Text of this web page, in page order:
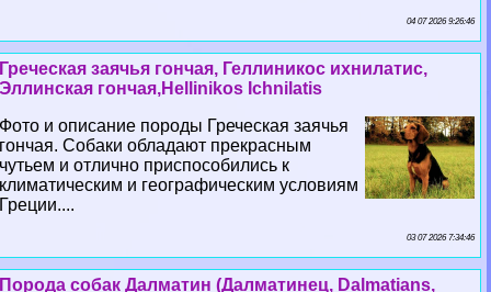
04 07 2026 9:26:46
Греческая заячья гончая, Геллиникос ихнилатис,
Эллинская гончая,Hellinikos Ichnilatis
Фото и описание породы Греческая заячья
гончая. Собаки обладают прекрасным
чутьем и отлично приспособились к
климатическим и географическим условиям
Греции....
03 07 2026 7:34:46
Порода собак Далматин (Далматинец, Dalmatians,